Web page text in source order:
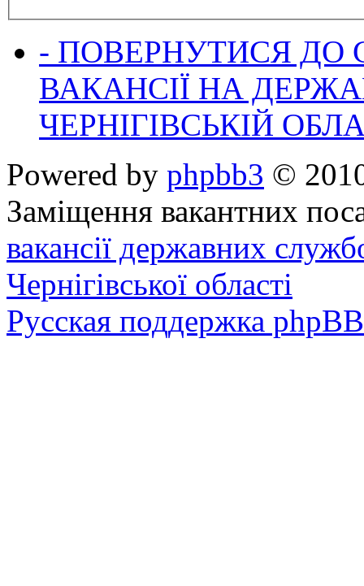
- ПОВЕРНУТИСЯ ДО
ВАКАНСІЇ НА
ЧЕРНІГІВСЬКІЙ
Powered by phpbb3 ©
Заміщення вакантних
вакансії державних
Чернігівської області
Русская поддержка phpBB